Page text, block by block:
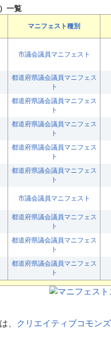
一覧
マニフェスト種別
市議会議員マニフェスト
都道府県議会議員マニフェス
ト
都道府県議会議員マニフェス
ト
都道府県議会議員マニフェス
ト
都道府県議会議員マニフェス
ト
都道府県議会議員マニフェス
ト
市議会議員マニフェスト
都道府県議会議員マニフェス
ト
都道府県議会議員マニフェス
ト
都道府県議会議員マニフェス
ト
、 クリエイティブコモン